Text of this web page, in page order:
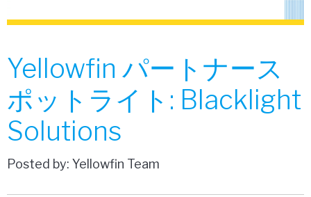
Yellowfin パートナース
ポットライト: Blacklight
Solutions
Posted by: Yellowfin Team